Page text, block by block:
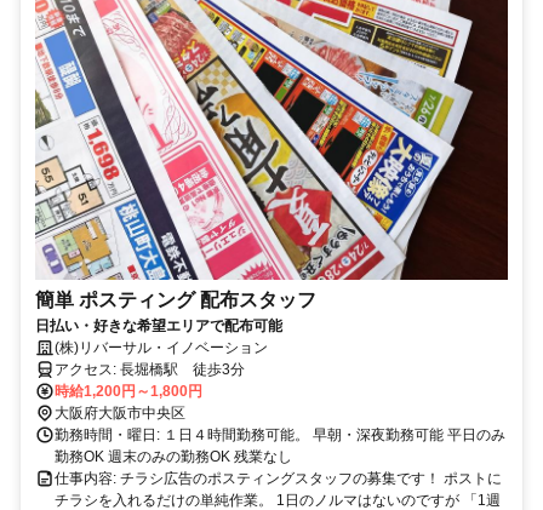
簡単 ポスティング 配布スタッフ
日払い・好きな希望エリアで配布可能
(株)リバーサル・イノベーション
アクセス: 長堀橋駅 徒歩3分
時給1,200円～1,800円
大阪府大阪市中央区
勤務時間・曜日: １日４時間勤務可能。 早朝・深夜勤務可能 平日のみ
勤務OK 週末のみの勤務OK 残業なし
仕事内容: チラシ広告のポスティングスタッフの募集です！ ポストに
チラシを入れるだけの単純作業。 1日のノルマはないのですが 「1週